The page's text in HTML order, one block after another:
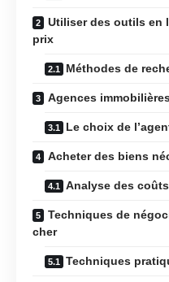
Utiliser des outils en
prix
Méthodes de
Agences
Le choix de
Acheter des biens
Analyse des
Techniques de
cher
Techniques